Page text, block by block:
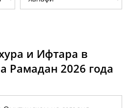
и Ифтара в
Рамадан 2026 годa